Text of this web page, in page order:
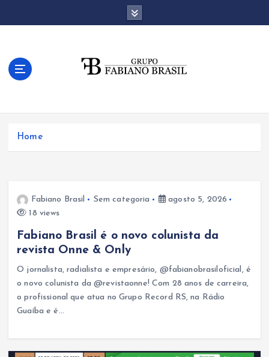
Home
Fabiano Brasil Sem categoria
agosto 5, 2026
18 views
Fabiano Brasil é o novo colunista da
revista Onne & Only
O jornalista, radialista e empresário, @fabianobrasiloficial, é
o novo colunista da @revistaonne! Com 28 anos de carreira,
o profissional que atua no Grupo Record RS, na Rádio
Guaíba e é…